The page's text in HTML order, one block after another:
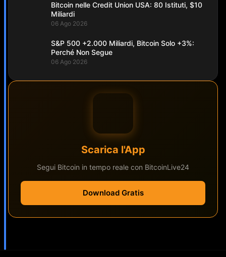
Bitcoin nelle Credit Union USA: 80 Istituti, $10
Miliardi
06 Ago 2026
S&P 500 +2.000 Miliardi, Bitcoin Solo +3%:
Perché Non Segue
06 Ago 2026
Scarica l'App
Segui Bitcoin in tempo reale con BitcoinLive24
Download Gratis